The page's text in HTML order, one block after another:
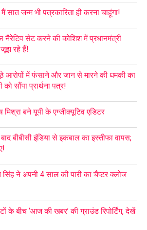
सात जन्म भी पत्रकारिता ही करना चाहूंगा!
सेट करने की कोशिश में प्रधानमंत्री
रहे हैं!
आरोपों में फंसाने और जान से मारने की धमकी का
सौंपा प्रार्थना पत्र!
बने यूपी के एग्जीक्यूटिव एडिटर
बीबीसी इंडिया से इकबाल का इस्तीफा वापस;
ने अपनी 4 साल की पारी का चैप्टर क्लोज
के बीच ‘आज की खबर’ की ग्राउंड रिपोर्टिंग, देखें